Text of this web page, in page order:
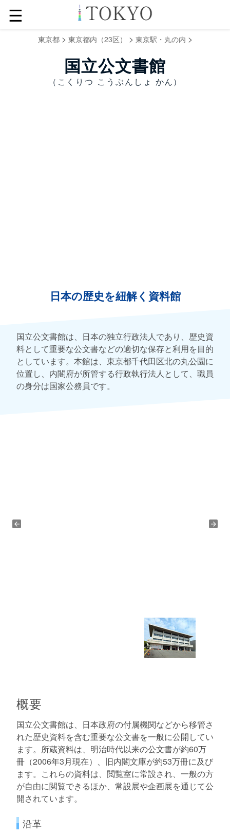
☰
東京都> 東京都内（23区） > 東京駅・丸の内 >
国立公文書館
（こくりつ こうぶんしょ かん）
日本の歴史を紐解く資料館
国立公文書館は、日本の独立行政法人であり、歴史資
料として重要な公文書などの適切な保存と利用を目的
としています。本館は、東京都千代田区北の丸公園に
位置し、内閣府が所管する行政執行法人として、職員
の身分は国家公務員です。
概要
国立公文書館は、日本政府の付属機関などから移管さ
れた歴史資料を含む重要な公文書を一般に公開してい
ます。所蔵資料は、明治時代以来の公文書が約60万
冊（2006年3月現在）、旧内閣文庫が約53万冊に及び
ます。これらの資料は、閲覧室に常設され、一般の方
が自由に閲覧できるほか、常設展や企画展を通じて公
開されています。
沿革